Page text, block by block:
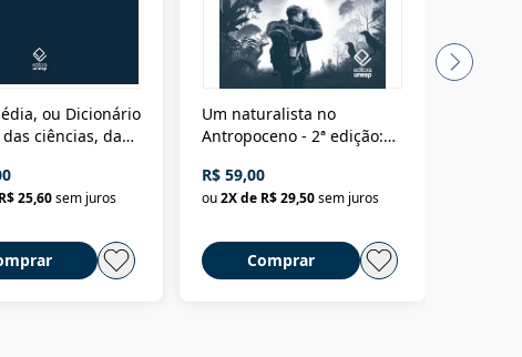
ou Dicionário
ciências, das
material
R$ 25,60sem juros
Um naturalista no
Antropoceno - 2ª edição:
selvagem
R$ 59,00
ou2X de R$ 29,50sem juros
Comprar